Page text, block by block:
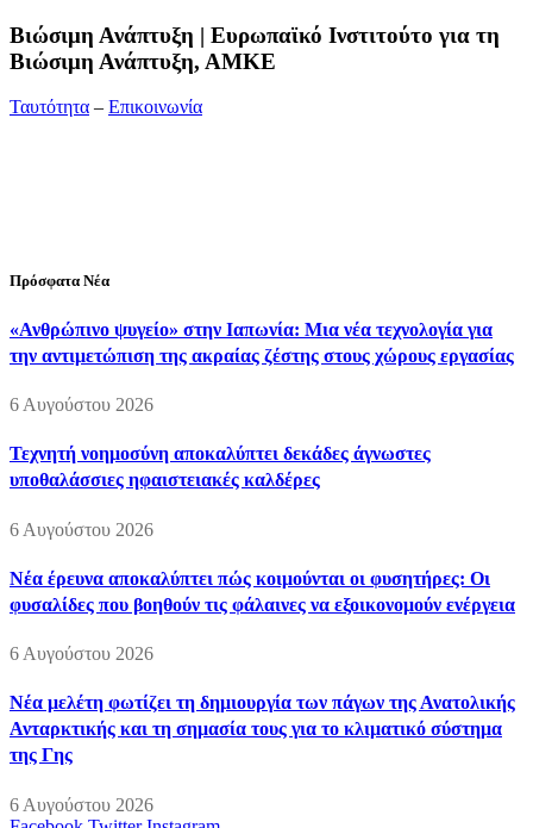
Bιώσιμη Ανάπτυξη | Ευρωπαϊκό Ινστιτούτο για τη
Βιώσιμη Ανάπτυξη, ΑΜΚΕ
Ταυτότητα – Επικοινωνία
Πρόσφατα Νέα
«Ανθρώπινο ψυγείο» στην Ιαπωνία: Μια νέα τεχνολογία για
την αντιμετώπιση της ακραίας ζέστης στους χώρους εργασίας
6 Αυγούστου 2026
Τεχνητή νοημοσύνη αποκαλύπτει δεκάδες άγνωστες
υποθαλάσσιες ηφαιστειακές καλδέρες
6 Αυγούστου 2026
Νέα έρευνα αποκαλύπτει πώς κοιμούνται οι φυσητήρες: Οι
φυσαλίδες που βοηθούν τις φάλαινες να εξοικονομούν ενέργεια
6 Αυγούστου 2026
Νέα μελέτη φωτίζει τη δημιουργία των πάγων της Ανατολικής
Ανταρκτικής και τη σημασία τους για το κλιματικό σύστημα
της Γης
6 Αυγούστου 2026